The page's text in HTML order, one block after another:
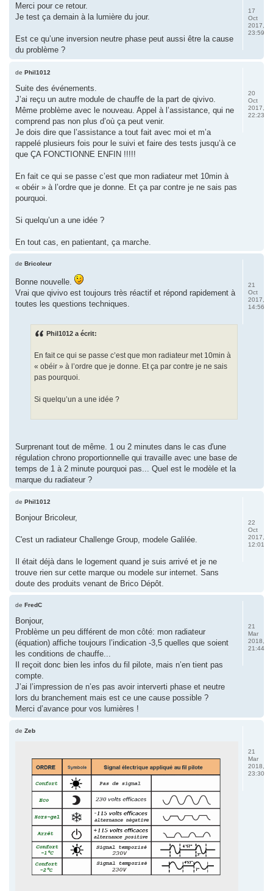
Merci pour ce retour.
Je test ça demain à la lumière du jour.
Est ce qu’une inversion neutre phase peut aussi être la cause
du problème ?
17
Oct
2017,
23:59
de Phil1012
Suite des événements.
J’ai reçu un autre module de chauffe de la part de qivivo.
Même problème avec le nouveau. Appel à l’assistance, qui ne
comprend pas non plus d’où ça peut venir.
Je dois dire que l’assistance a tout fait avec moi et m’a
rappelé plusieurs fois pour le suivi et faire des tests jusqu’à ce
que ÇA FONCTIONNE ENFIN !!!!!
En fait ce qui se passe c’est que mon radiateur met 10min à
« obéir » à l’ordre que je donne. Et ça par contre je ne sais pas
pourquoi.
Si quelqu’un a une idée ?
En tout cas, en patientant, ça marche.
20
Oct
2017,
22:23
de Bricoleur
Bonne nouvelle.
Vrai que qivivo est toujours très réactif et répond rapidement à
toutes les questions techniques.
Phil1012 a écrit:
En fait ce qui se passe c’est que mon radiateur met 10min à
« obéir » à l’ordre que je donne. Et ça par contre je ne sais
pas pourquoi.
Si quelqu’un a une idée ?
Surprenant tout de même. 1 ou 2 minutes dans le cas d'une
régulation chrono proportionnelle qui travaille avec une base de
temps de 1 à 2 minute pourquoi pas... Quel est le modèle et la
marque du radiateur ?
21
Oct
2017,
14:56
de Phil1012
Bonjour Bricoleur,
C'est un radiateur Challenge Group, modele Galilée.
Il était déjà dans le logement quand je suis arrivé et je ne
trouve rien sur cette marque ou modele sur internet. Sans
doute des produits venant de Brico Dépôt.
22
Oct
2017,
12:01
de FredC
Bonjour,
Problème un peu différent de mon côté: mon radiateur
(équation) affiche toujours l’indication -3,5 quelles que soient
les conditions de chauffe...
Il reçoit donc bien les infos du fil pilote, mais n’en tient pas
compte.
J’ai l’impression de n’es pas avoir interverti phase et neutre
lors du branchement mais est ce une cause possible ?
Merci d’avance pour vos lumières !
21
Mar
2018,
21:44
de Zeb
21
Mar
2018,
23:30